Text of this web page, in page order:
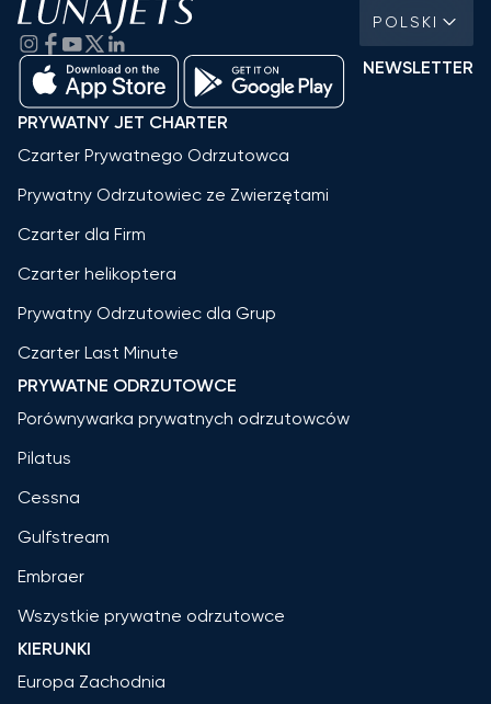
POLSKI
NEWSLETTER
PRYWATNY JET CHARTER
Czarter Prywatnego Odrzutowca
Prywatny Odrzutowiec ze Zwierzętami
Czarter dla Firm
Czarter helikoptera
Prywatny Odrzutowiec dla Grup
Czarter Last Minute
PRYWATNE ODRZUTOWCE
Porównywarka prywatnych odrzutowców
Pilatus
Cessna
Gulfstream
Embraer
Wszystkie prywatne odrzutowce
KIERUNKI
Europa Zachodnia